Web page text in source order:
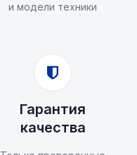
и модели техники
Гарантия
качества